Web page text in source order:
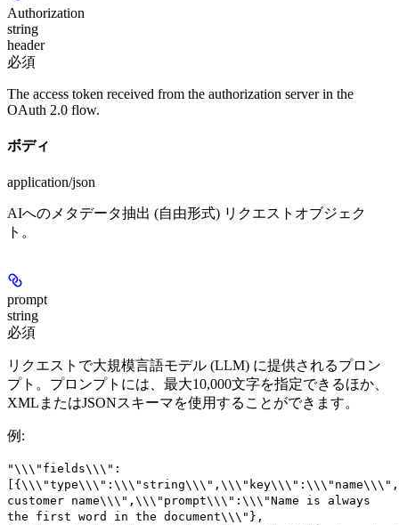
Authorization
string
header
必須
The access token received from the authorization server in the
OAuth 2.0 flow.
ボディ
application/json
AIへのメタデータ抽出 (自由形式) リクエストオブジェク
ト。
prompt
string
必須
リクエストで大規模言語モデル (LLM) に提供されるプロン
プト。プロンプトには、最大10,000文字を指定できるほか、
XMLまたはJSONスキーマを使用することができます。
例 :
"\\\"fields\\\":
customer name\\\",\\\"prompt\\\":\\\"Name is always
the first word in the document\\\"},